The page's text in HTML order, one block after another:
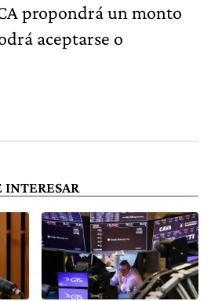
propondrá un monto
aceptarse o